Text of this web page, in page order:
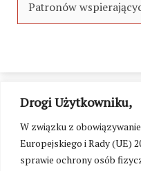
Drogi Użytkowniku,
W związku z
Europejskiego i Rady (UE)
sprawie ochrony osób
Patronów